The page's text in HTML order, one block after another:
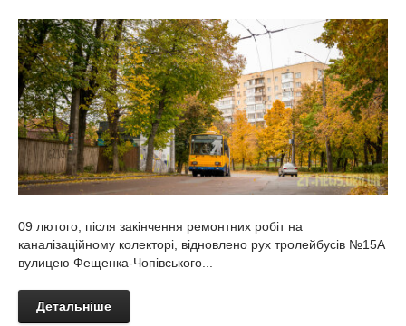
09 лютого, після закінчення ремонтних робіт на
каналізаційному колекторі, відновлено рух тролейбусів №15А
вулицею Фещенка-Чопівського...
Детальніше